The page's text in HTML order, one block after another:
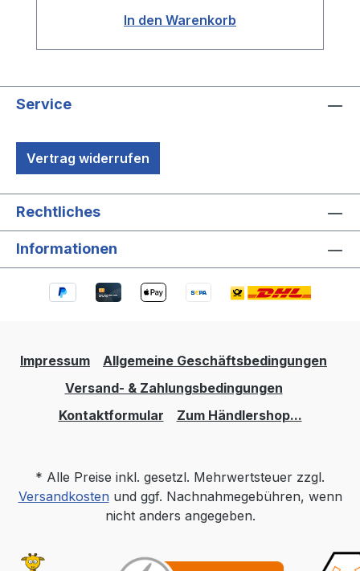
In den Warenkorb
Service
Vertrag widerrufen
Rechtliches
Informationen
Impressum
Allgemeine Geschäftsbedingungen
Versand- & Zahlungsbedingungen
Kontaktformular
Zum Händlershop...
* Alle Preise inkl. gesetzl. Mehrwertsteuer zzgl.
Versandkostenund ggf. Nachnahmegebühren, wenn
nicht anders angegeben.